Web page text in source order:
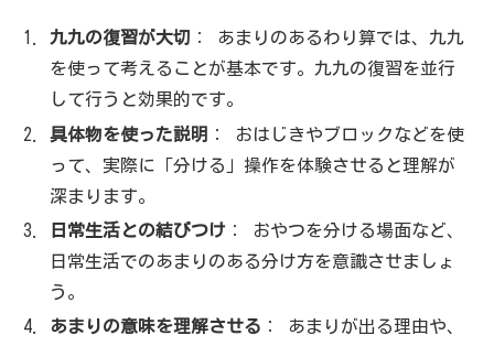
九九の復習が大切 ： あまりのあるわり算では、九九
を使って考えることが基本です。九九の復習を並行
して行うと効果的です。
具体物を使った説明
： おはじきやブロックなどを使
って、実際に「分ける」操作を体験させると理解が
深まります。
日常生活との結びつけ ： おやつを分ける場面など、
日常生活でのあまりのある分け方を意識させましょ
う。
あまりの意味を理解させる ： あまりが出る理由や、